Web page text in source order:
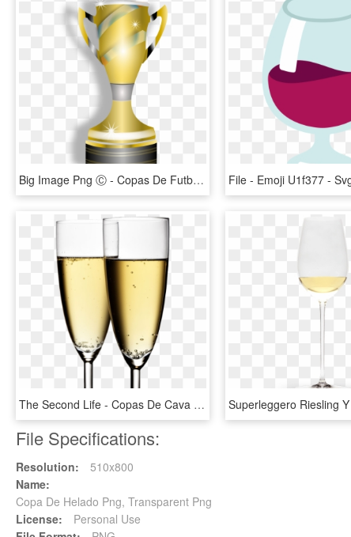
Big Image Png Ⓒ - Copas De Futbol Png, Transparent Png
The Second Life - Copas De Cava Png, Transparent Png
File Specifications:
Resolution:
510x800
Name:
Copa De Helado Png, Transparent Png
License:
Personal Use